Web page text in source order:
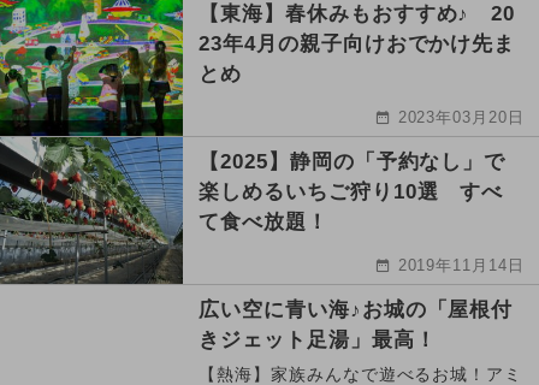
【東海】春休みもおすすめ♪ 20
23年4月の親子向けおでかけ先ま
とめ
2023年03月20日
【2025】静岡の「予約なし」で
楽しめるいちご狩り10選 すべ
て食べ放題！
2019年11月14日
広い空に青い海♪お城の「屋根付
きジェット足湯」最高！
【熱海】家族みんなで遊べるお城！アミ